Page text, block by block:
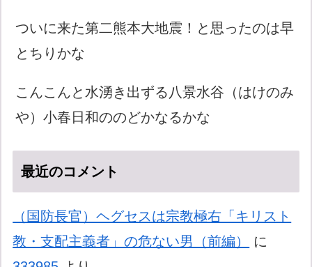
ついに来た第二熊本大地震！と思ったのは早
とちりかな
こんこんと水湧き出ずる八景水谷（はけのみ
や）小春日和ののどかなるかな
最近のコメント
（国防長官）ヘグセスは宗教極右「キリスト
教・支配主義者」の危ない男（前編）
に